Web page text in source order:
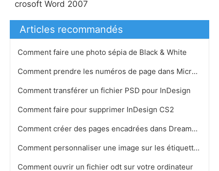
crosoft Word 2007
Articles recommandés
Comment faire une photo sépia de Black & White
Comment prendre les numéros de page dans Microsoft Office Word
Comment transférer un fichier PSD pour InDesign
Comment faire pour supprimer InDesign CS2
Comment créer des pages encadrées dans Dreamweaver 8
Comment personnaliser une image sur les étiquettes de CD
Comment ouvrir un fichier odt sur ​​votre ordinateur